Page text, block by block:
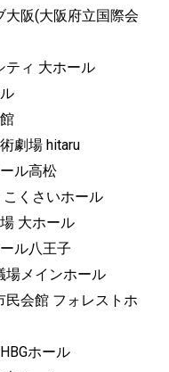
大阪(大阪府立国際会
ティ 大ホール
劇場 hitaru
ル高松
くさいホール
大ホール
ル八王子
場メインホール
民会館 フォレストホ
ホール